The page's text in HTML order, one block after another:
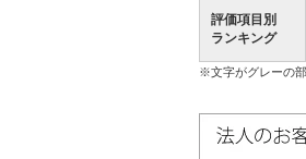
評価項目別
ランキング
※文字がグレーの